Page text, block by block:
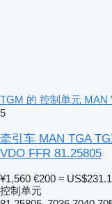
TGM 的 控制单元 MAN
5
牵引车 MAN TGA
VDO FFR 81.25805
¥1,560 €200 ≈
控制单元